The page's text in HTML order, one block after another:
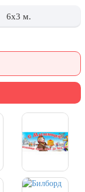
6х3 м.